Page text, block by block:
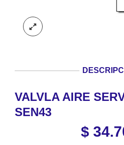
VALVLA AIRE
SEN43
$